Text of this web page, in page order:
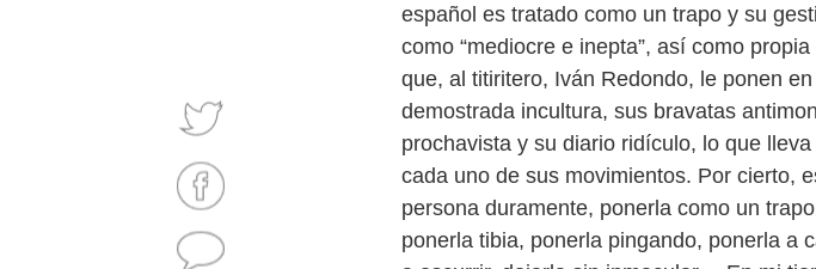
español es tratado como un trapo y su
como “mediocre e inepta”, así como
que, al titiritero, Iván Redondo, le ponen
demostrada incultura, sus bravatas
prochavista y su diario ridículo, lo que
cada uno de sus movimientos. Por cierto,
persona duramente, ponerla como un
ponerla tibia, ponerla pingando, ponerla a